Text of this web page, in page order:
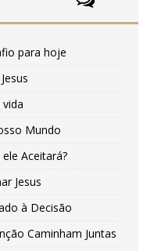
para hoje
Mundo
Aceitará?
Jesus
à Decisão
Caminham Juntas